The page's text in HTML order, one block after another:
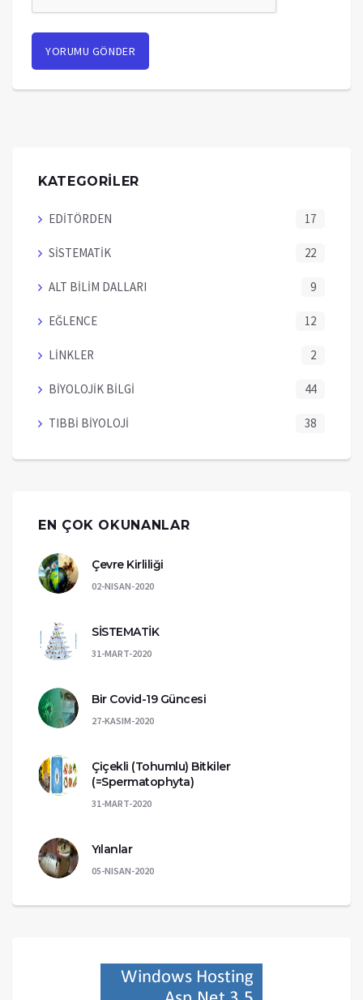
KATEGORİLER
EDİTÖRDEN 17
SİSTEMATİK 22
ALT BİLİM DALLARI 9
EĞLENCE 12
LİNKLER 2
BİYOLOJİK BİLGİ 44
TIBBİ BİYOLOJİ 38
EN ÇOK OKUNANLAR
Çevre Kirliliği
02-NISAN-2020
SİSTEMATİK
31-MART-2020
Bir Covid-19 Güncesi
27-KASIM-2020
Çiçekli (Tohumlu) Bitkiler
(=Spermatophyta)
31-MART-2020
Yılanlar
05-NISAN-2020